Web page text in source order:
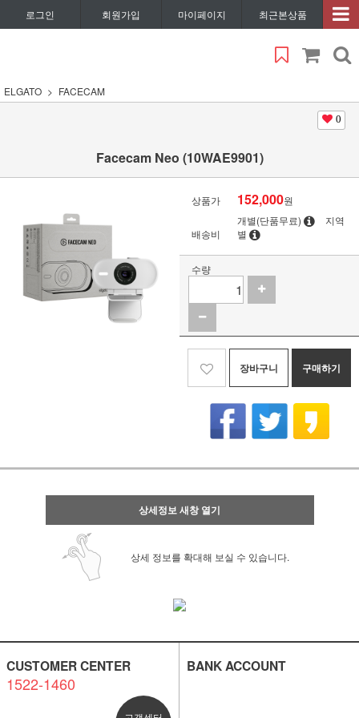
로그인 회원가입 마이페이지 최근본상품
ELGATO FACECAM
0
Facecam Neo (10WAE9901)
상품가 152,000원
배송비
개별(단품무료)
지역
별
수량
장바구니 구매하기
상세정보 새창 열기
상세 정보를 확대해 보실 수 있습니다.
CUSTOMER CENTER
1522-1460
BANK ACCOUNT